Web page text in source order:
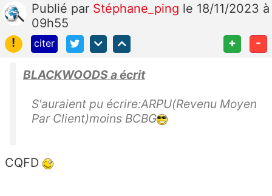
Publié par Stéphane_ping le 18/11/2023 à
09h55
!
citer + -
BLACKWOODS a écrit
S'auraient pu écrire:ARPU(Revenu Moyen
Par Client)moins BCBG
CQFD